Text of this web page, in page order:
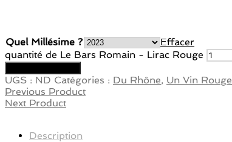
Quel Millésime ?
Effacer
quantité de Le Bars Romain - Lirac Rouge
UGS : ND Catégories : Du Rhône, Un Vin Rouge
Previous Product
Next Product
Description